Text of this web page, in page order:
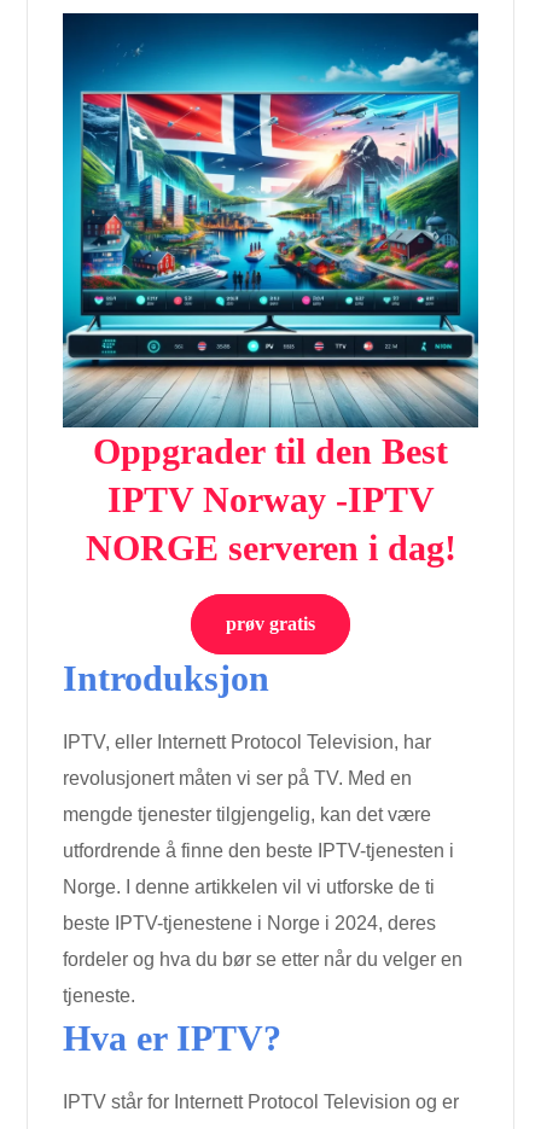
Oppgrader til den Best
IPTV Norway -IPTV
NORGE serveren i dag!
prøv gratis
Introduksjon
IPTV, eller Internett Protocol Television, har
revolusjonert måten vi ser på TV. Med en
mengde tjenester tilgjengelig, kan det være
utfordrende å finne den beste IPTV-tjenesten i
Norge. I denne artikkelen vil vi utforske de ti
beste IPTV-tjenestene i Norge i 2024, deres
fordeler og hva du bør se etter når du velger en
tjeneste.
Hva er IPTV?
IPTV står for Internett Protocol Television og er